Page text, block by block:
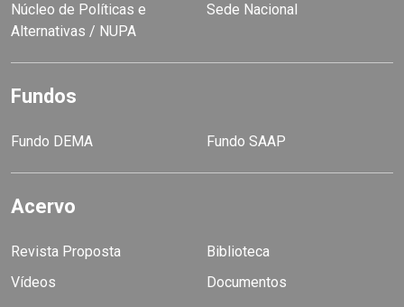
Núcleo de Políticas e
Alternativas / NUPA
Sede Nacional
Fundos
Fundo DEMA Fundo SAAP
Acervo
Revista Proposta
Biblioteca
Vídeos
Documentos